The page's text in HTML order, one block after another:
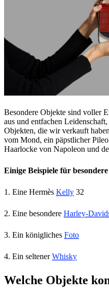
Besondere Objekte sind voller
aus und entfachen
Objekten, die wir verkauft
vom Mond, ein päpstlicher
Haarlocke von Napoleon und
Einige Beispiele für
1. Eine Hermès Kelly 32
2. Eine besondere Harley-
3. Ein königliches Foto
4. Ein seltenerWhisky
Welche Objekte